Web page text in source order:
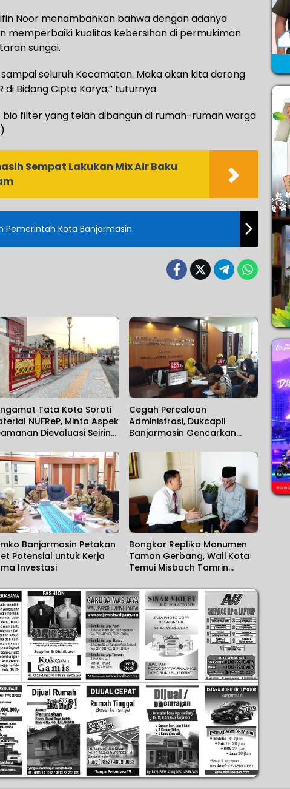
Noor menambahkan bahwa dengan adanya
memperbaiki kualitas kebersihan di permukiman
sungai.
seluruh Kecamatan. Maka akan kita dorong
Bidang Cipta Karya,” tuturnya.
bio filter yang telah dibangun di rumah-rumah warga
Sempat Lakukan Mix Air Baku
Pemerintah Kota Banjarmasin
Tata Kota Soroti
NUFReP, Minta Aspek
Dievaluasi Seiring
Cegah Percaloan
Administrasi, Dukcapil
Banjarmasin Gencarkan
Berurusan kepada
Masyarakat
Banjarmasin Petakan
Potensial untuk Kerja
Investasi
Bongkar Replika Monumen
Taman Gerbang, Wali Kota
Temui Misbach Tamrin
Maaf